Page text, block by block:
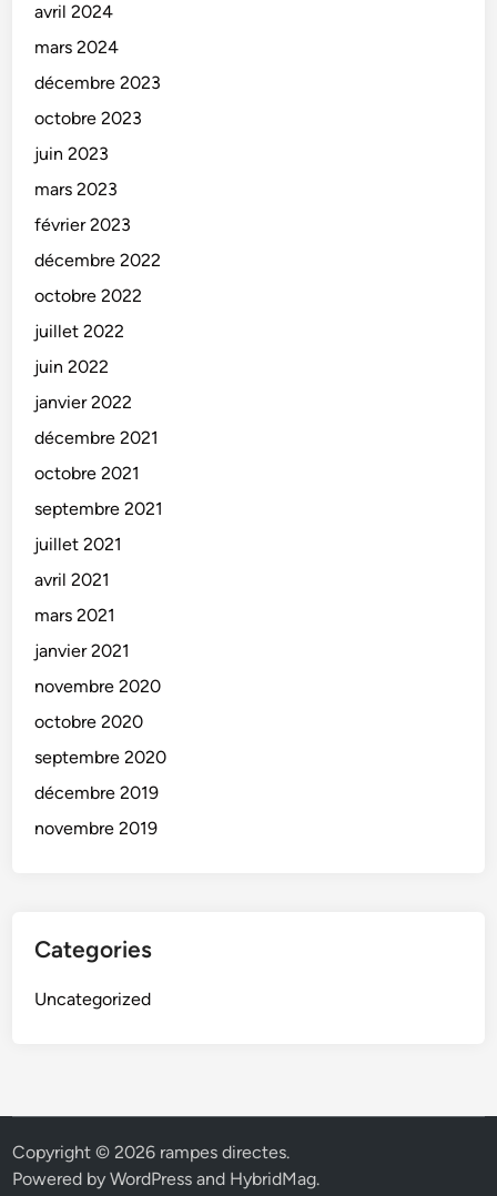
avril 2024
mars 2024
décembre 2023
octobre 2023
juin 2023
mars 2023
février 2023
décembre 2022
octobre 2022
juillet 2022
juin 2022
janvier 2022
décembre 2021
octobre 2021
septembre 2021
juillet 2021
avril 2021
mars 2021
janvier 2021
novembre 2020
octobre 2020
septembre 2020
décembre 2019
novembre 2019
Categories
Uncategorized
Copyright © 2026 rampes directes.
Powered byWordPress and HybridMag.